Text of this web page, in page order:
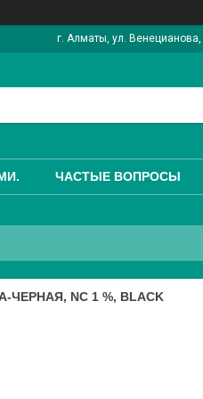
г. Алматы, ул.
ЧАСТЫЕ ВОПРОСЫ
NC 1 %, BLACK